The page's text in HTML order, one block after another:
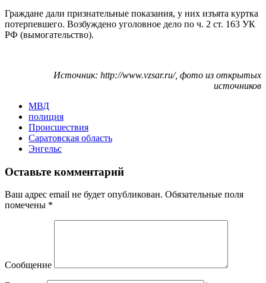
Граждане дали признательные показания, у них изъята куртка
потерпевшего. Возбуждено уголовное дело по ч. 2 ст. 163 УК
РФ (вымогательство).
Источник: http://www.vzsar.ru/, фото из открытых
источников
МВД
полиция
Происшествия
Саратовская область
Энгельс
Оставьте комментарий
Ваш адрес email не будет опубликован. Обязательные поля
помечены *
Сообщение